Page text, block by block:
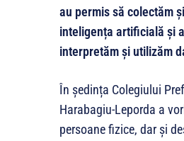
au permis să colectăm
inteligența artificială și
interpretăm și utilizăm
În ședința Colegiului
Harabagiu-Leporda a
persoane fizice, dar și